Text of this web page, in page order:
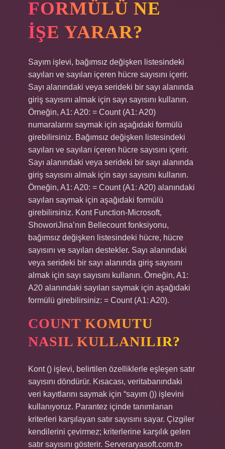
FORMÜLÜ NE
IŞE YARAR?
Sayım işlevi, bağımsız değişken listesindeki
sayıları ve sayıları içeren hücre sayısını içerir.
Sayı alanındaki veya serideki bir sayı alanında
giriş sayısını almak için sayı sayısını kullanın.
Örneğin, A1: A20: = Count (A1: A20)
numaralarını saymak için aşağıdaki formülü
girebilirsiniz. Bağımsız değişken listesindeki
sayıları ve sayıları içeren hücre sayısını içerir.
Sayı alanındaki veya serideki bir sayı alanında
giriş sayısını almak için sayı sayısını kullanın.
Örneğin, A1: A20: = Count (A1: A20) alanındaki
sayıları saymak için aşağıdaki formülü
girebilirsiniz. Kont Function-Microsoft,
ShoworiJina’nın Bellecount fonksiyonu,
bağımsız değişken listesindeki hücre, hücre
sayısını ve sayıları destekler. Sayı alanındaki
veya serideki bir sayı alanında giriş sayısını
almak için sayı sayısını kullanın. Örneğin, A1:
A20 alanındaki sayıları saymak için aşağıdaki
formülü girebilirsiniz: = Count (A1: A20).
COUNT KOMUTU
NASIL KULLANILIR?
Kont () işlevi, belirtilen özelliklerle eşleşen satır
sayısını döndürür. Kısacası, veritabanındaki
veri kayıtlarını saymak için “sayım ()) işlevini
kullanıyoruz. Parantez içinde tanımlanan
kriterleri karşılayan satır sayısını sayar. Çizgiler
kendilerini çevirmez; kriterlerine karşılık gelen
satır sayısını gösterir. Serveraryasoft.com.tr›